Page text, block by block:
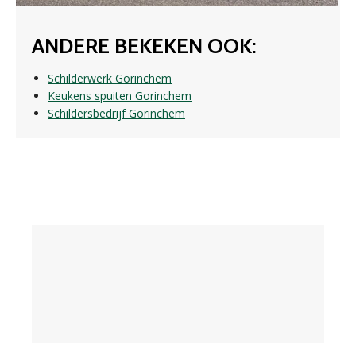
ANDERE BEKEKEN OOK:
Schilderwerk Gorinchem
Keukens spuiten Gorinchem
Schildersbedrijf Gorinchem